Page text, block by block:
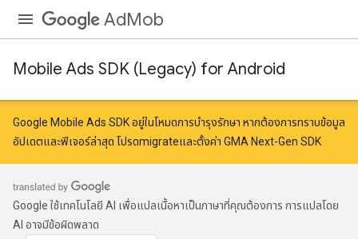
AdMob
Mobile Ads SDK (Legacy) for Android
Google Mobile Ads SDK อยู่ในโหมดการบำรุงรักษา หากต้องการทราบข้อมูล
อัปเดตและฟีเจอร์ล่าสุด โปรดmigrateและตั้งค่า GMA Next-Gen SDK
Google ใช้เทคโนโลยี AI เพื่อแปลเนื้อหาเป็นภาษาที่คุณต้องการ การแปลโดย
AI อาจมีข้อผิดพลาด